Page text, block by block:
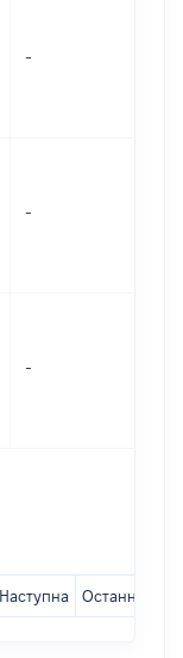
-
-
-
Наступна Остання